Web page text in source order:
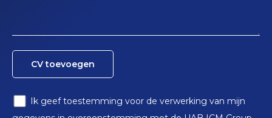
CV toevoegen
Ik geef toestemming voor de verwerking van mijn